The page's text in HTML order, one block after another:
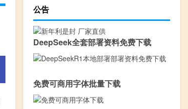
公告
DeepSeek全套部署资料免费下载
免费可商用字体批量下载